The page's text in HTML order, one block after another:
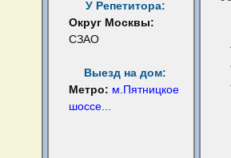
У Репетитора:
Округ Москвы:
СЗАО
Выезд на дом:
Метро: м.Пятницкое
шоссе